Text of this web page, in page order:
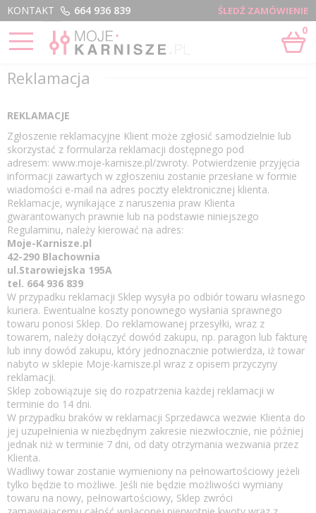
Menu
KONTAKT ŚLEDŹ ZAMÓWIENIE
664 936 839
0
STRONA GŁÓWNA › REKLAMACJA
Reklamacja
REKLAMACJE
Zgłoszenie reklamacyjne Klient może zgłosić samodzielnie lub
skorzystać z formularza reklamacji dostępnego pod
adresem: www.moje-karnisze.pl/zwroty. Potwierdzenie przyjęcia
informacji zawartych w zgłoszeniu zostanie przesłane w formie
wiadomości e-mail na adres poczty elektronicznej klienta.
Reklamacje, wynikające z naruszenia praw Klienta
gwarantowanych prawnie lub na podstawie niniejszego
Regulaminu, należy kierować na adres:
Moje-Karnisze.pl
42-290 Blachownia
ul.Starowiejska 195A
tel. 664 936 839
W przypadku reklamacji Sklep wysyła po odbiór towaru własnego
kuriera. Ewentualne koszty ponownego wysłania sprawnego
towaru ponosi Sklep. Do reklamowanej przesyłki, wraz z
towarem, należy dołączyć dowód zakupu, np. paragon lub fakturę
lub inny dowód zakupu, który jednoznacznie potwierdza, iż towar
nabyto w sklepie Moje-karnisze.pl wraz z opisem przyczyny
reklamacji.
Sklep zobowiązuje się do rozpatrzenia każdej reklamacji w
terminie do 14 dni.
W przypadku braków w reklamacji Sprzedawca wezwie Klienta do
jej uzupełnienia w niezbędnym zakresie niezwłocznie, nie później
jednak niż w terminie 7 dni, od daty otrzymania wezwania przez
Klienta.
Wadliwy towar zostanie wymieniony na pełnowartościowy jeżeli
tylko będzie to możliwe. Jeśli nie będzie możliwości wymiany
towaru na nowy, pełnowartościowy, Sklep zwróci